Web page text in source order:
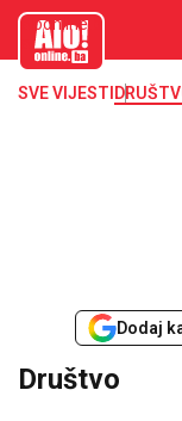
aloonline.b
SVE VIJESTI
Dodaj
Društvo